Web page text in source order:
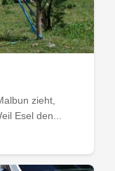
zieht,
Esel den...